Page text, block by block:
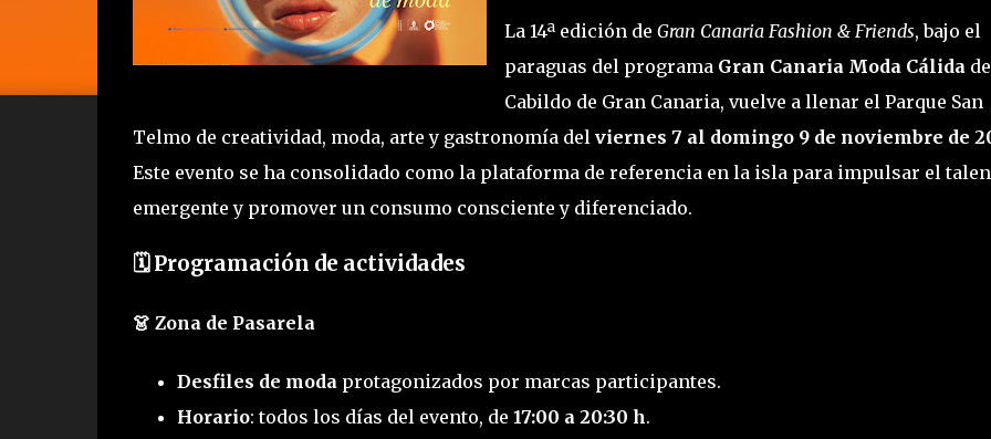
La 14ª edición de Gran Canaria Fashion & Friends, bajo el
paraguas del programa Gran Canaria Moda Cálida
Cabildo de Gran Canaria, vuelve a llenar el Parque San
Telmo de creatividad, moda, arte y gastronomía del viernes 7 al domingo 9 de noviembre de
Este evento se ha consolidado como la plataforma de referencia en la isla para impulsar el
emergente y promover un consumo consciente y diferenciado.
🗓️ Programación de actividades
👗 Zona de Pasarela
Desfiles de modaprotagonizados por marcas participantes.
Horario: todos los días del evento, de 17:00 a 20:30 h.